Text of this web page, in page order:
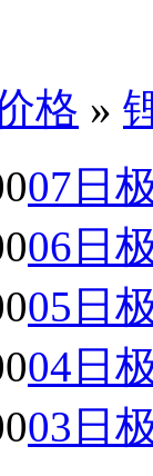
格 »
07日
06日
05日
04日
03日